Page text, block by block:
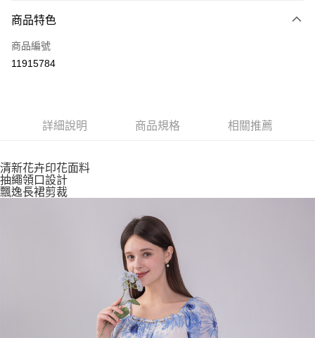
信用卡一次付款
LINE Pay
付款後7-11取貨
每筆NT$80，滿NT$2,500(含以上)免運費
商品特色
商品編號
11915784
詳細說明 商品規格 相關推薦
清新花卉印花面料
抽繩領口設計
飄逸長裙剪裁